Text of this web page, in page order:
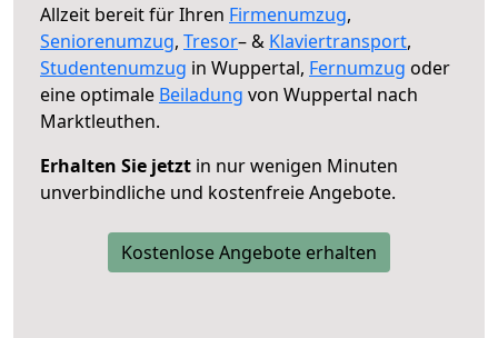
Allzeit bereit für Ihren Firmenumzug,
Seniorenumzug, Tresor– & Klaviertransport,
Studentenumzug in Wuppertal, Fernumzug oder
eine optimale Beiladung von Wuppertal nach
Marktleuthen.
Erhalten Sie jetzt in nur wenigen Minuten
unverbindliche und kostenfreie Angebote.
Kostenlose Angebote erhalten